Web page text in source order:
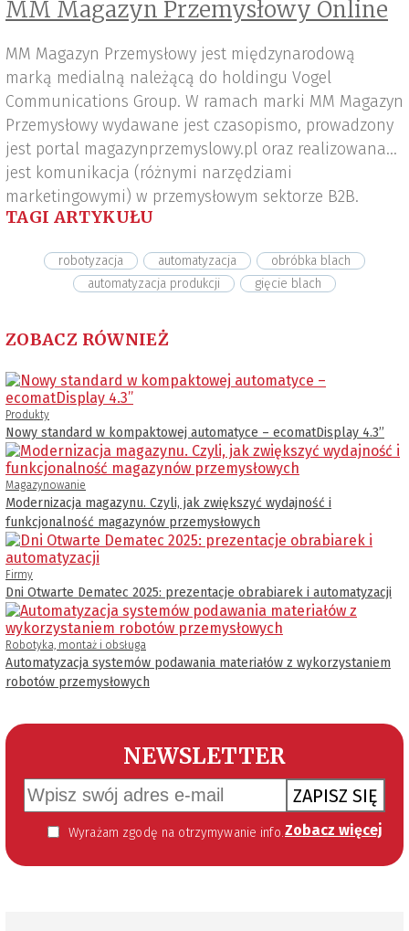
MM Magazyn Przemysłowy Online
MM Magazyn Przemysłowy jest międzynarodową
marką medialną należącą do holdingu Vogel
Communications Group. W ramach marki MM Magazyn
Przemysłowy wydawane jest czasopismo, prowadzony
jest portal magazynprzemyslowy.pl oraz realizowana
jest komunikacja (różnymi narzędziami
marketingowymi) w przemysłowym sektorze B2B.
TAGI ARTYKUŁU
robotyzacja automatyzacja
obróbka blach
automatyzacja produkcji
gięcie blach
ZOBACZ RÓWNIEŻ
Produkty
Nowy standard w kompaktowej automatyce – ecomatDisplay 4.3’’
Magazynowanie
Modernizacja magazynu. Czyli, jak zwiększyć wydajność i
funkcjonalność magazynów przemysłowych
Firmy
Dni Otwarte Dematec 2025: prezentacje obrabiarek i automatyzacji
Robotyka, montaż i obsługa
Automatyzacja systemów podawania materiałów z wykorzystaniem
robotów przemysłowych
NEWSLETTER
ZAPISZ SIĘ
Wyrażam zgodę na otrzymywanie informacji handlowej kierowanej do mnie za pomocą środków komunikacji elektronicznej w szczególności poczty elektronicznej zgodnie z przepisem art. 10 ust 2 ustawy z dnia 18 lipca 2002 roku o świadczeniu usług drogą elektroniczną (Dz. U. 144 z 2002 r. poz. 1204). Zgoda jest dobrowolna, jednak jej wyrażenie jest konieczne, aby otrzymywać newsletter. Zobacz więcej